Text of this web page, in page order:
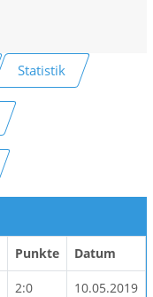
Statistik
Punkte Datum
2:0
10.05.2019